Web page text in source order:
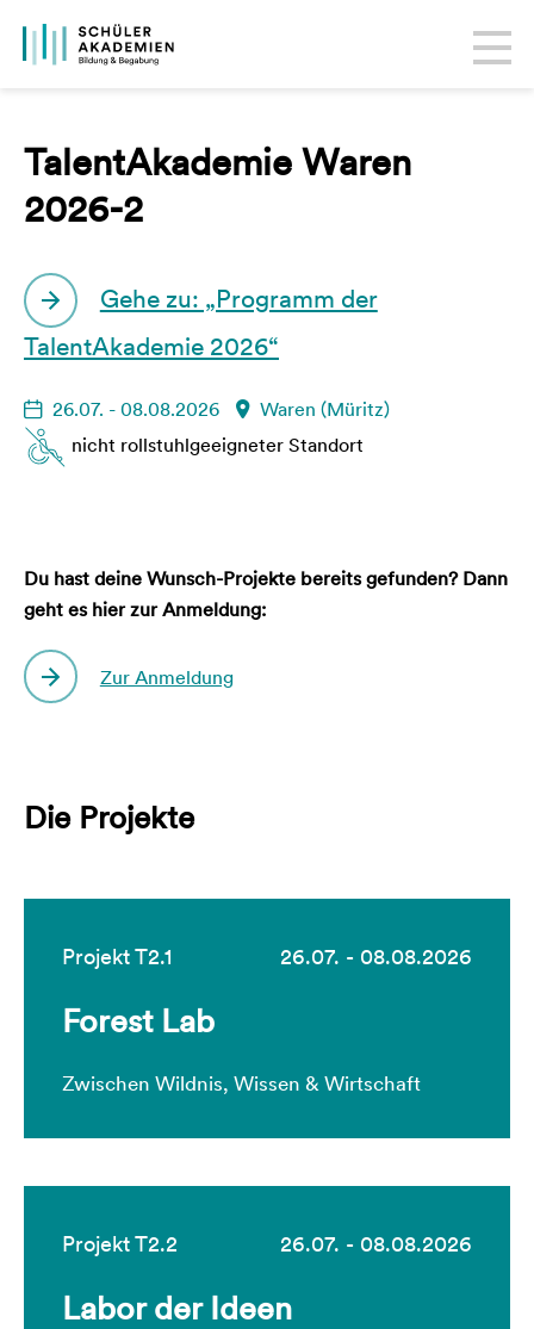
TalentAkademie Waren
2026-2
Gehe zu: „Programm der
TalentAkademie 2026“
26.07. - 08.08.2026
Waren (Müritz)
nicht rollstuhlgeeigneter Standort
Du hast deine Wunsch-Projekte bereits gefunden? Dann
geht es hier zur Anmeldung:
Zur Anmeldung
Die Projekte
Projekt T2.1 26.07. - 08.08.2026
Forest Lab
Zwischen Wildnis, Wissen & Wirtschaft
Projekt T2.2 26.07. - 08.08.2026
Labor der Ideen